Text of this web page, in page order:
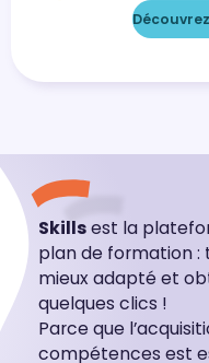
Skillsest la
plan de formation :
mieux adapté et
quelques clics !
Parce que
compétences est